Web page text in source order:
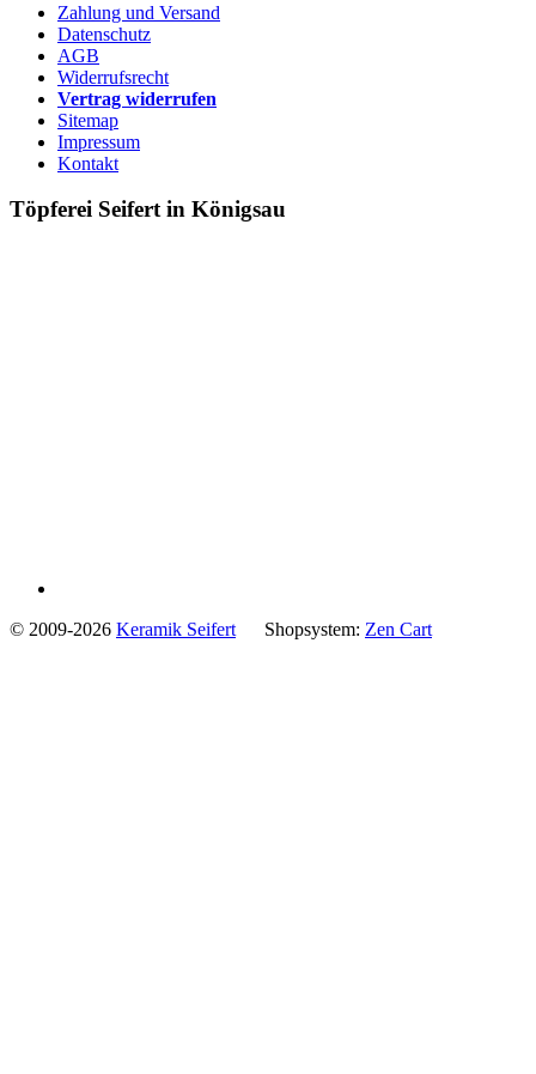
Zahlung und Versand
Datenschutz
AGB
Widerrufsrecht
Vertrag widerrufen
Sitemap
Impressum
Kontakt
Töpferei Seifert in Königsau
© 2009-2026 Keramik Seifert Shopsystem: Zen Cart